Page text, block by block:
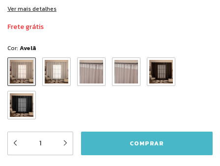
Ver mais detalhes
Frete grátis
Cor: Avelã